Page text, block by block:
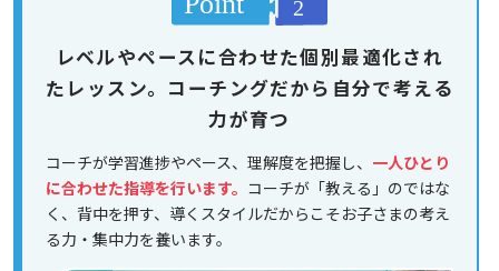
レベルやペースに合わせた個別最適化され
たレッスン。コーチングだから自分で考える
力が育つ
コーチが学習進捗やペース、理解度を把握し、 一人ひとり
に合わせた指導を行います。 コーチが「教える」のではな
く、背中を押す、導くスタイルだからこそお子さまの考え
る力・集中力を養います。